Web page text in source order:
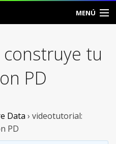
MENÚ
tu
PD
Data › videotutorial:
PD